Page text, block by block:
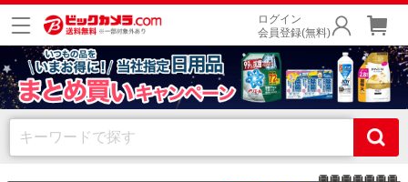
ログイン
会員登録(無料)